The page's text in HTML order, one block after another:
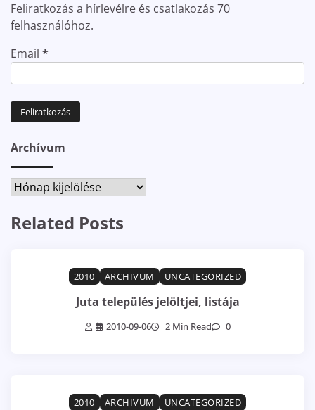
Feliratkozás a hírlevélre és csatlakozás 70
felhasználóhoz.
Email *
Archívum
Archívum
Related Posts
2010 ARCHIVUM UNCATEGORIZED
Juta település jelöltjei, listája
2010-09-06 2 Min Read 0
2010 ARCHIVUM UNCATEGORIZED